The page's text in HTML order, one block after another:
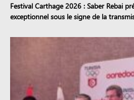
Festival Carthage 2026 : Saber Rebai
exceptionnel sous le signe de la